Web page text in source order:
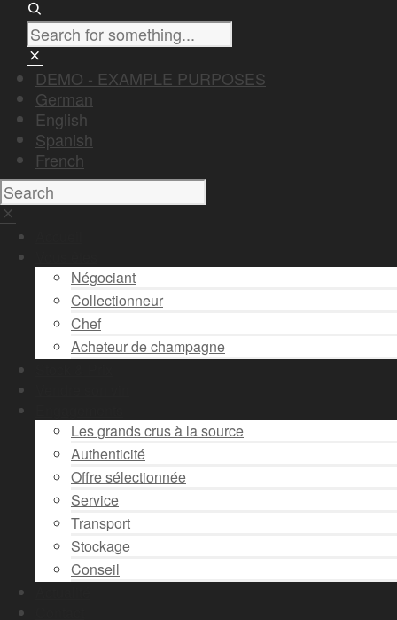
DEMO - EXAMPLE PURPOSES
German
English
Spanish
French
Négociant
Collectionneur
Chef
Acheteur de champagne
Les grands crus à la source
Authenticité
Offre sélectionnée
Service
Transport
Stockage
Conseil